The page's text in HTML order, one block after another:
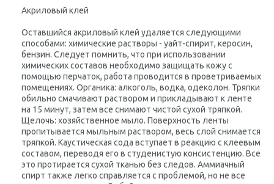
Акриловый клей
Оставшийся акриловый клей удаляется следующими
способами: химические растворы - уайт-спирит, керосин,
бензин. Следует помнить, что при использовании
химических составов необходимо защищать кожу с
помощью перчаток, работа проводится в проветриваемых
помещениях. Органика: алкоголь, водка, одеколон. Тряпки
обильно смачивают раствором и прикладывают к ленте
на 15 минут, затем все снимают чистой сухой тряпкой.
Щелочь: хозяйственное мыло. Поверхность ленты
пропитывается мыльным раствором, весь слой снимается
тряпкой. Каустическая сода вступает в реакцию с клеевым
составом, переводя его в студенистую консистенцию. Все
это протирается сухой тканью без следов. Аммиачный
спирт также легко справляется с проблемой, но не все